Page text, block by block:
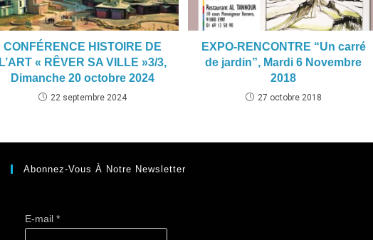
CONFÉRENCE HISTOIRE DE
L’ART « RÊVER SA VILLE »3/3,
Dimanche 20 octobre 2024
22 septembre 2024
EXPO-RENCONTRE “Un carré
de jardin”, Mardi 6 Novembre
2018
27 octobre 2018
Abonnez-Vous À Notre Newsletter
E-mail *